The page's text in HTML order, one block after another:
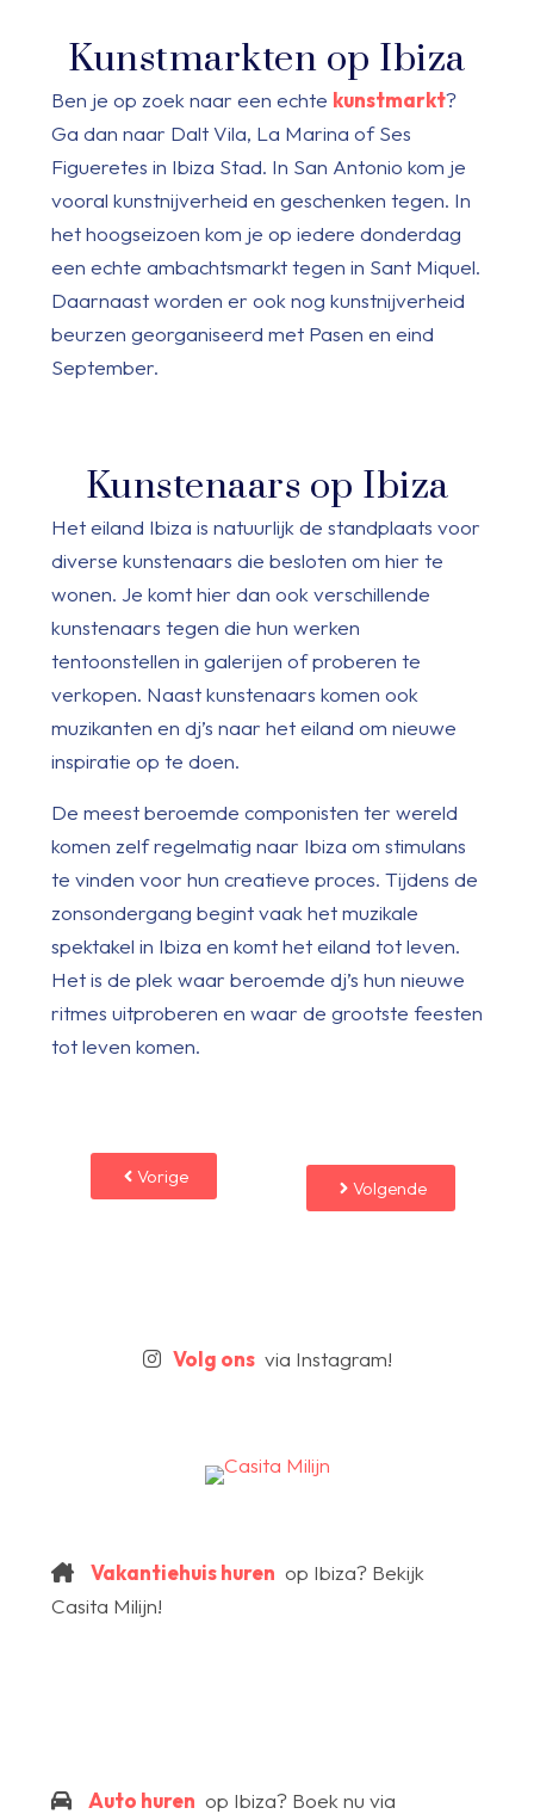
Kunstmarkten op Ibiza
Ben je op zoek naar een echte kunstmarkt?
Ga dan naar Dalt Vila, La Marina of Ses
Figueretes in Ibiza Stad. In San Antonio kom je
vooral kunstnijverheid en geschenken tegen. In
het hoogseizoen kom je op iedere donderdag
een echte ambachtsmarkt tegen in Sant Miquel.
Daarnaast worden er ook nog kunstnijverheid
beurzen georganiseerd met Pasen en eind
September.
Kunstenaars op Ibiza
Het eiland Ibiza is natuurlijk de standplaats voor
diverse kunstenaars die besloten om hier te
wonen. Je komt hier dan ook verschillende
kunstenaars tegen die hun werken
tentoonstellen in galerijen of proberen te
verkopen. Naast kunstenaars komen ook
muzikanten en dj’s naar het eiland om nieuwe
inspiratie op te doen.
De meest beroemde componisten ter wereld
komen zelf regelmatig naar Ibiza om stimulans
te vinden voor hun creatieve proces. Tijdens de
zonsondergang begint vaak het muzikale
spektakel in Ibiza en komt het eiland tot leven.
Het is de plek waar beroemde dj’s hun nieuwe
ritmes uitproberen en waar de grootste feesten
tot leven komen.
Vorige
Volgende
Volg onsvia Instagram!
Vakantiehuis huren op Ibiza? Bekijk
Casita Milijn!
Auto huren op Ibiza? Boek nu via